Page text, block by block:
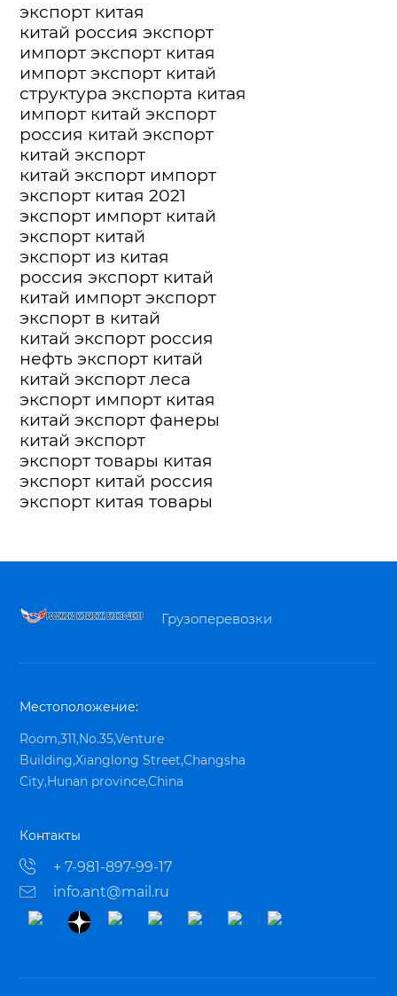
экспорт китая
китай россия экспорт
импорт экспорт китая
импорт экспорт китай
структура экспорта китая
импорт китай экспорт
россия китай экспорт
китай экспорт
китай экспорт импорт
экспорт китая 2021
экспорт импорт китай
экспорт китай
экспорт из китая
россия экспорт китай
китай импорт экспорт
экспорт в китай
китай экспорт россия
нефть экспорт китай
китай экспорт леса
экспорт импорт китая
китай экспорт фанеры
китай экспорт
экспорт товары китая
экспорт китай россия
экспорт китая товары
Грузоперевозки
Местоположение:
Room,311,No.35,Venture
Building,Xianglong Street,Changsha
City,Hunan province,China
Контакты
+ 7-981-897-99-17
info.ant@mail.ru